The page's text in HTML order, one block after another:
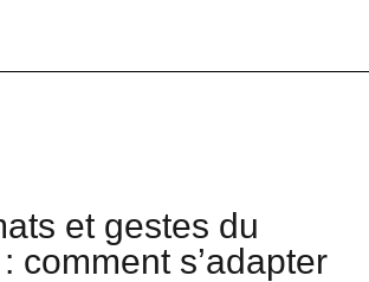
et gestes du
comment s’adapter